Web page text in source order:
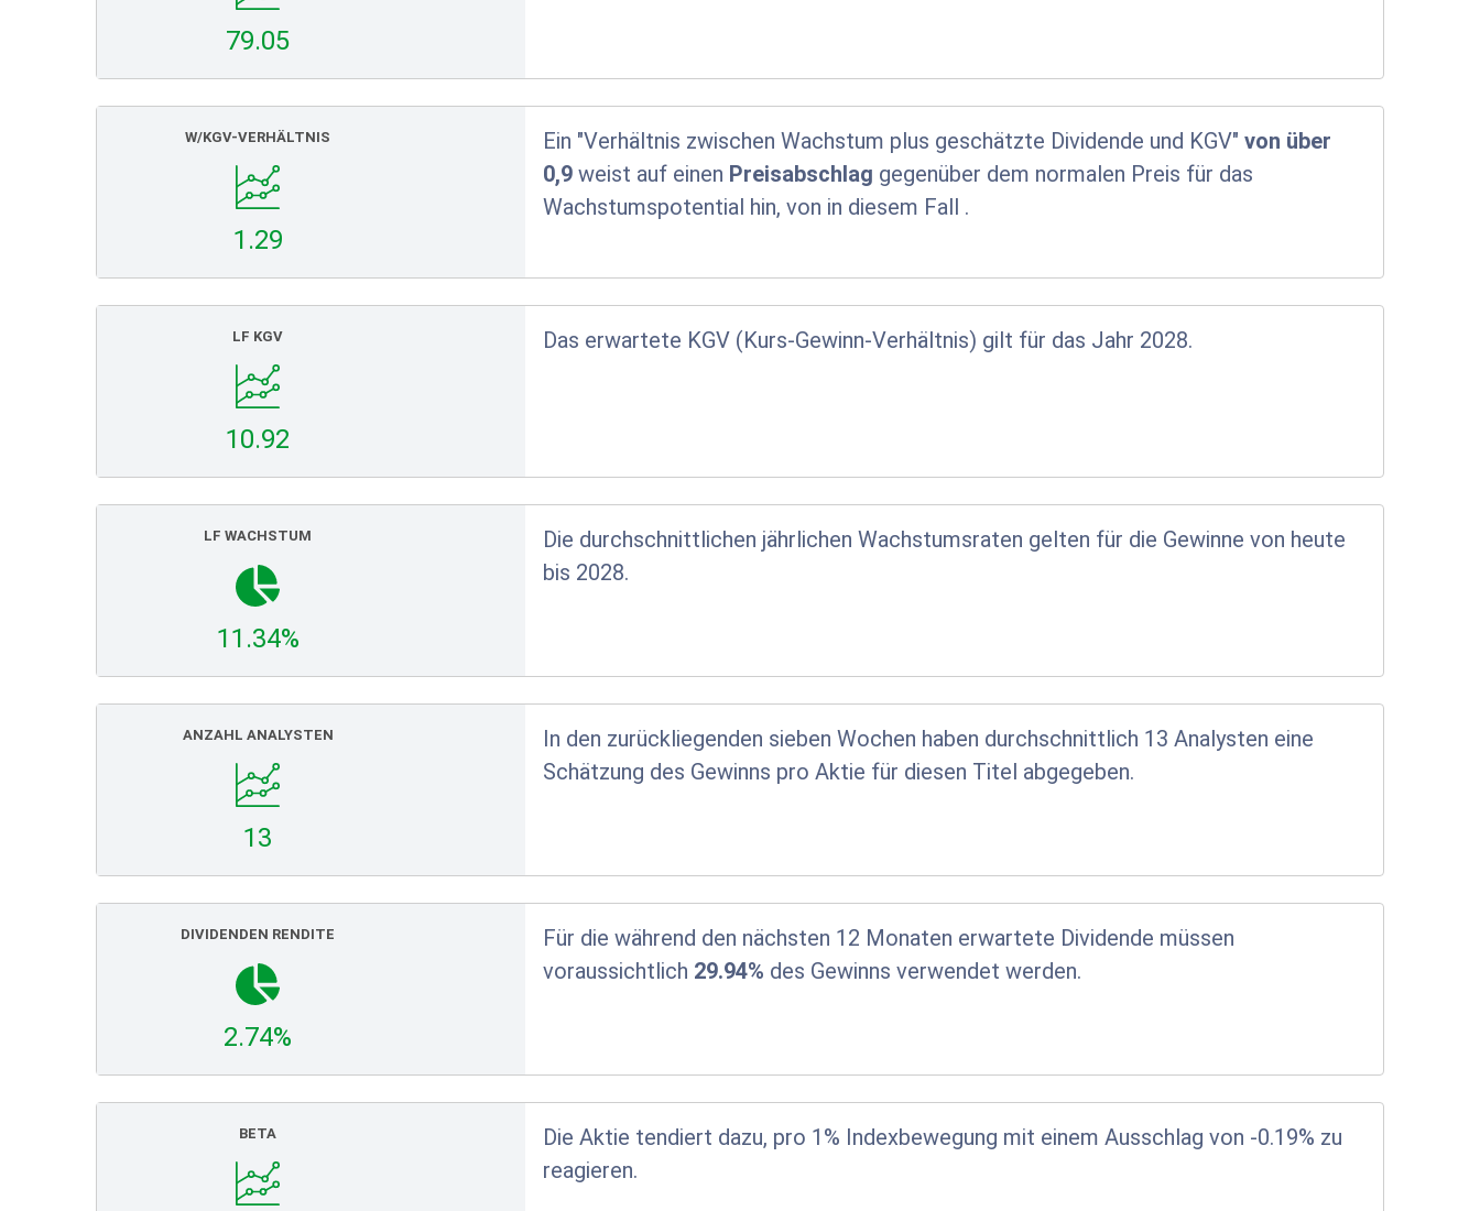
79.05
W/KGV-VERHÄLTNIS
1.29
Ein "Verhältnis zwischen Wachstum plus geschätzte Dividende und KGV"von über
0,9 weist auf einen Preisabschlag gegenüber dem normalen Preis für das
Wachstumspotential hin, von in diesem Fall .
LF KGV
10.92
Das erwartete KGV (Kurs-Gewinn-Verhältnis) gilt für das Jahr 2028.
LF WACHSTUM
11.34%
Die durchschnittlichen jährlichen Wachstumsraten gelten für die Gewinne von heute
bis 2028.
ANZAHL ANALYSTEN
13
In den zurückliegenden sieben Wochen haben durchschnittlich 13 Analysten eine
Schätzung des Gewinns pro Aktie für diesen Titel abgegeben.
DIVIDENDEN RENDITE
2.74%
Für die während den nächsten 12 Monaten erwartete Dividende müssen
voraussichtlich 29.94% des Gewinns verwendet werden.
BETA
Die Aktie tendiert dazu, pro 1% Indexbewegung mit einem Ausschlag von -0.19% zu
reagieren.